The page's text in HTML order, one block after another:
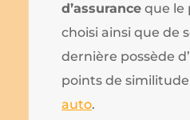
d’assurance que le
choisi ainsi que de
dernière possède
points de
auto.